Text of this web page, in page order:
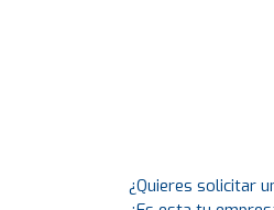
¿Quieres solicitar